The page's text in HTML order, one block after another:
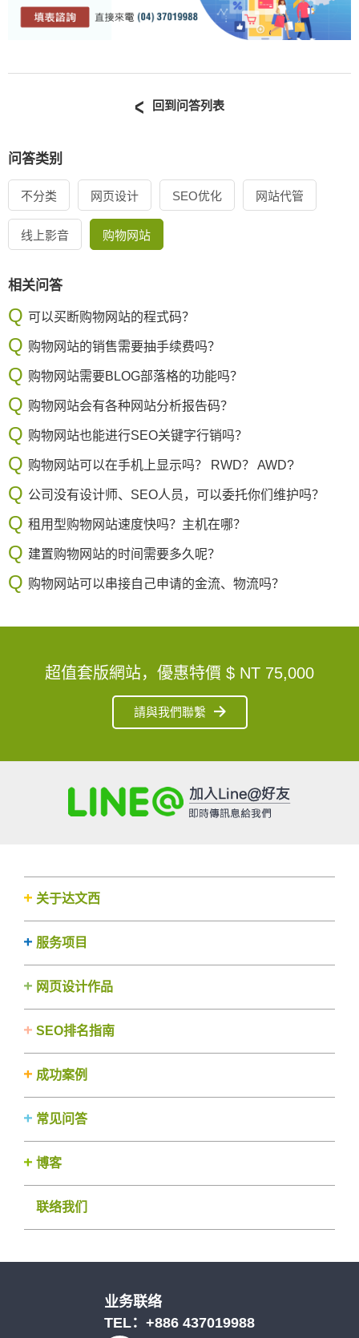
回到问答列表
问答类别
不分类 网页设计 SEO优化 网站代管
线上影音 购物网站
相关问答
可以买断购物网站的程式码？
购物网站的销售需要抽手续费吗？
购物网站需要BLOG部落格的功能吗？
购物网站会有各种网站分析报告码？
购物网站也能进行SEO关键字行销吗？
购物网站可以在手机上显示吗？ RWD？ AWD?
公司没有设计师、SEO人员，可以委托你们维护吗？
租用型购物网站速度快吗？主机在哪？
建置购物网站的时间需要多久呢？
购物网站可以串接自己申请的金流、物流吗？
超值套版網站，優惠特價 $ NT 75,000
請與我們聯繫
关于达文西
服务项目
网页设计作品
SEO排名指南
成功案例
常见问答
博客
联络我们
业务联络
TEL： +886 437019988